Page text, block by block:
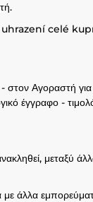
celé
- στον Αγοραστή
έγγραφο -
μεταξύ
άλλα